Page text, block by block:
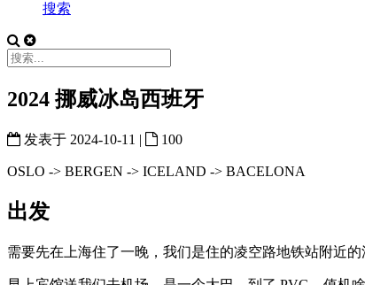
搜索
2024 挪威冰岛西班牙
发表于 2024-10-11 | 100
OSLO -> BERGEN -> ICELAND -> BACELONA
出发
需要先在上海住了一晚，我们是住的凌空路地铁站附近